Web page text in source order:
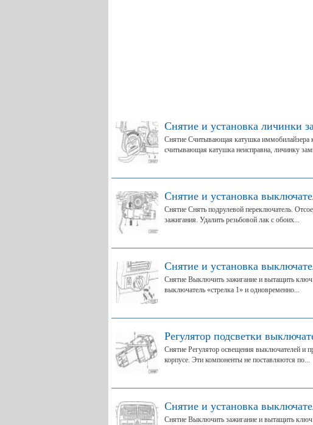
Снятие и установка личинки
Снятие Считывающая катушка иммобилайзера
считывающая катушка неисправна, личинку
Снятие и установка
Снятие Снять подрулевой переключатель.
зажигания. Удалить резьбовой лак с обоих...
Снятие и установка
Снятие Выключить зажигание и вытащить
выключатель «стрелка 1» и одновременно...
Регулятор подсветки
Снятие Регулятор освещения выключателей и
корпусе. Эти компоненты не поставляются по...
Снятие и установка
Снятие Выключить зажигание и вытащить ключ